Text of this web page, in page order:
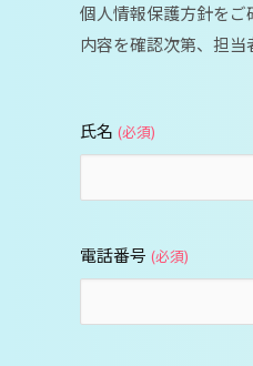
個人情報保護方針を
内容を確認次第、担当
氏名 (必須)
電話番号 (必須)